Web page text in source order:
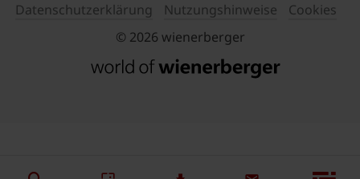
Datenschutzerklärung
Nutzungshinweise
Cookies
© 2026 wienerberger